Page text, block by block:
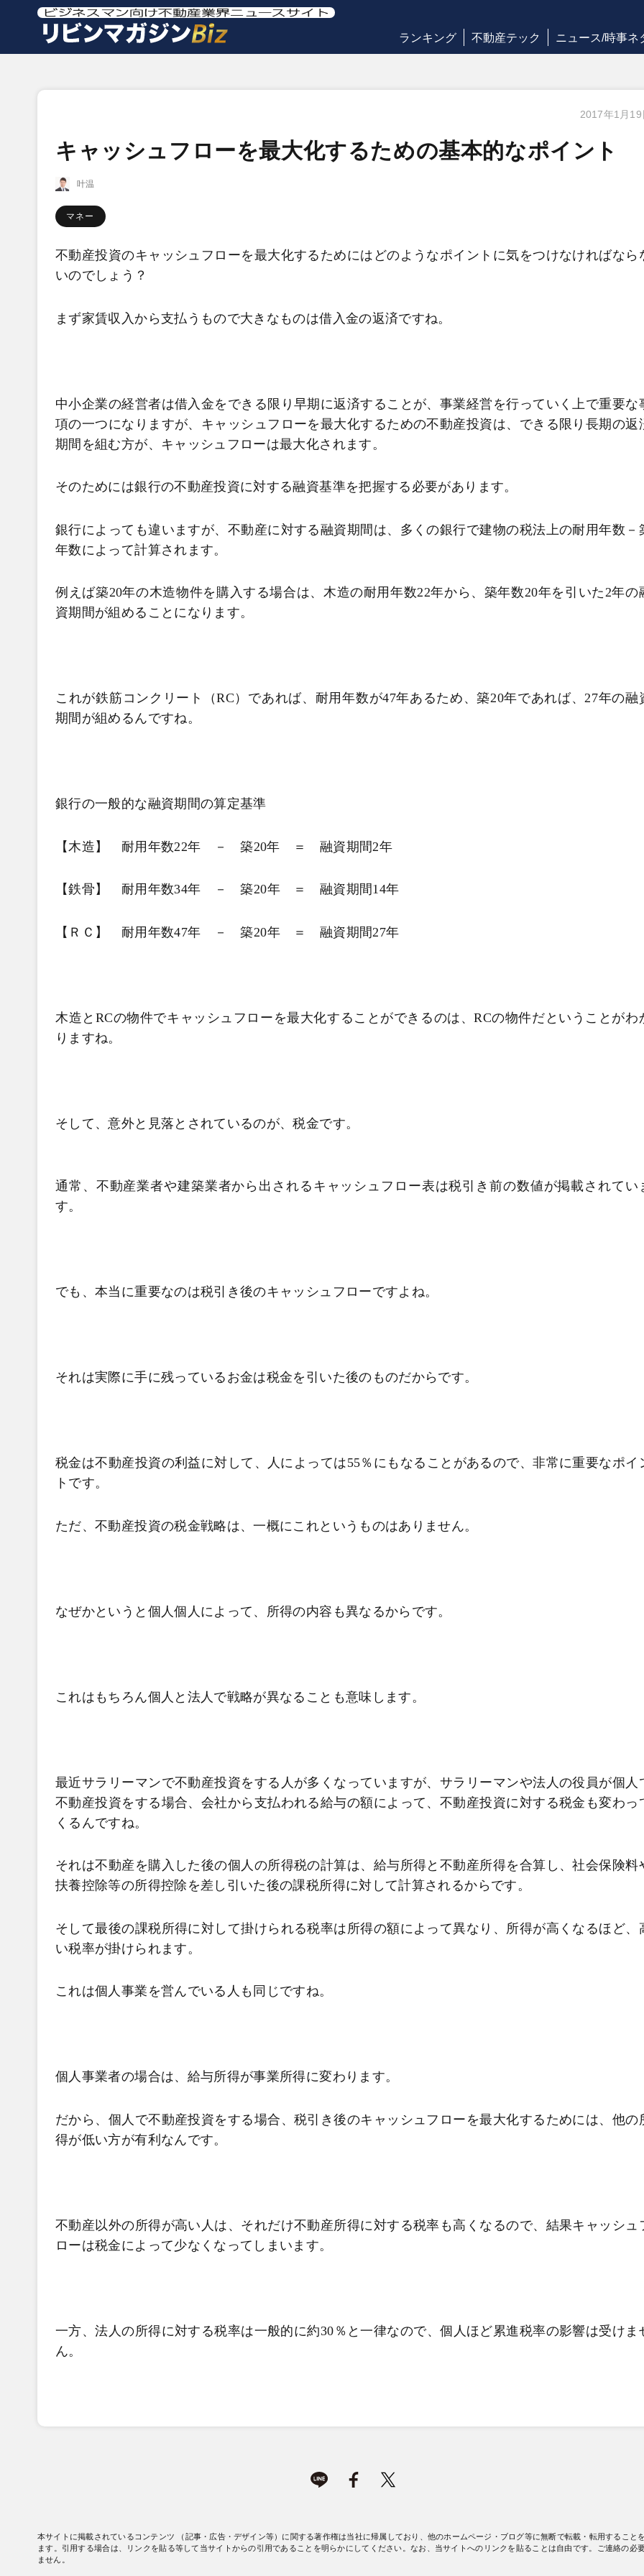
ランキング 不動産テック ニュース/時事ネ
2017年1月19
キャッシュフローを最大化するための基本的なポイント
叶温
マネー
不動産投資のキャッシュフローを最大化するためにはどのようなポイントに気をつけなければなら
いのでしょう？
まず家賃収入から支払うもので大きなものは借入金の返済ですね。
中小企業の経営者は借入金をできる限り早期に返済することが、事業経営を行っていく上で重要な
項の一つになりますが、キャッシュフローを最大化するための不動産投資は、できる限り長期の返
期間を組む方が、キャッシュフローは最大化されます。
そのためには銀行の不動産投資に対する融資基準を把握する必要があります。
銀行によっても違いますが、不動産に対する融資期間は、多くの銀行で建物の税法上の耐用年数－
年数によって計算されます。
例えば築20年の木造物件を購入する場合は、木造の耐用年数22年から、築年数20年を引いた2年の
資期間が組めることになります。
これが鉄筋コンクリート（RC）であれば、耐用年数が47年あるため、築20年であれば、27年の融
期間が組めるんですね。
銀行の一般的な融資期間の算定基準
【木造】 耐用年数22年 － 築20年 ＝ 融資期間2年
【鉄骨】 耐用年数34年 － 築20年 ＝ 融資期間14年
【ＲＣ】 耐用年数47年 － 築20年 ＝ 融資期間27年
木造とRCの物件でキャッシュフローを最大化することができるのは、RCの物件だということがわ
りますね。
そして、意外と見落とされているのが、税金です。
通常、不動産業者や建築業者から出されるキャッシュフロー表は税引き前の数値が掲載されてい
す。
でも、本当に重要なのは税引き後のキャッシュフローですよね。
それは実際に手に残っているお金は税金を引いた後のものだからです。
税金は不動産投資の利益に対して、人によっては55％にもなることがあるので、非常に重要なポイ
トです。
ただ、不動産投資の税金戦略は、一概にこれというものはありません。
なぜかというと個人個人によって、所得の内容も異なるからです。
これはもちろん個人と法人で戦略が異なることも意味します。
最近サラリーマンで不動産投資をする人が多くなっていますが、サラリーマンや法人の役員が個人
不動産投資をする場合、会社から支払われる給与の額によって、不動産投資に対する税金も変わっ
くるんですね。
それは不動産を購入した後の個人の所得税の計算は、給与所得と不動産所得を合算し、社会保険料
扶養控除等の所得控除を差し引いた後の課税所得に対して計算されるからです。
そして最後の課税所得に対して掛けられる税率は所得の額によって異なり、所得が高くなるほど、
い税率が掛けられます。
これは個人事業を営んでいる人も同じですね。
個人事業者の場合は、給与所得が事業所得に変わります。
だから、個人で不動産投資をする場合、税引き後のキャッシュフローを最大化するためには、他の
得が低い方が有利なんです。
不動産以外の所得が高い人は、それだけ不動産所得に対する税率も高くなるので、結果キャッシュ
ローは税金によって少なくなってしまいます。
一方、法人の所得に対する税率は一般的に約30％と一律なので、個人ほど累進税率の影響は受けま
ん。
本サイトに掲載されているコンテンツ （記事・広告・デザイン等）に関する著作権は当社に帰属しており、他のホームページ・ブログ等に無断で転載・転用すること
ます。引用する場合は、リンクを貼る等して当サイトからの引用であることを明らかにしてください。なお、当サイトへのリンクを貼ることは自由です。ご連絡の必
ません。